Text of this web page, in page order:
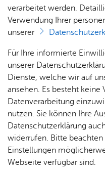
Pro­gramm
Don­
ners­
tag für
Schul­
klas­
sen
und
Grup­
kreative Projekte und
BeimProjekt-Donnerstag
Spielehauses speziell für
Alter von 6 bis 13 Jahren
Teilnahme ist kostenlos.
erfahrenen Pädagoginnen
verarbeitet werden.
Verwendung Ihrer
unserer
Für Ihre informierte
unserer
Dienste, welche wir auf
ansehen. Es besteht keine
Datenverarbeitung
nutzen. Sie können Ihre
Datenschutzerklärung
widerrufen. Bitte beachten
Einstellungen
Webseite verfügbar sind.